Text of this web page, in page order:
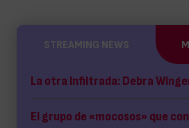
STREAMING NEWS
La otra Infiltrada: Debra
El grupo de «mocosos» que